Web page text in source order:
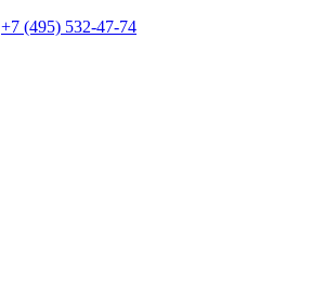
+7 (495) 532-47-74